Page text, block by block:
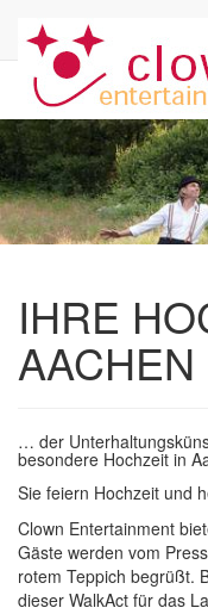
IHRE
AACHEN
… der
besondere Hochzeit in
Sie feiern Hochzeit und
Clown Entertainment
Gäste werden vom
rotem Teppich begrüßt.
dieser WalkAct für das